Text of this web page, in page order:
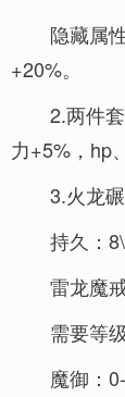
隐藏属
+20%。
2.两件
力+5%，hp
3.火龙
持久：
雷龙魔
需要等
魔御：